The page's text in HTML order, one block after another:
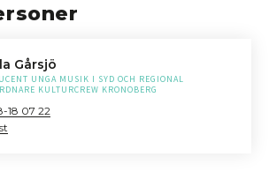
Gårsjö
UNGA MUSIK I SYD OCH REGIONAL
KULTURCREW KRONOBERG
18 07 22